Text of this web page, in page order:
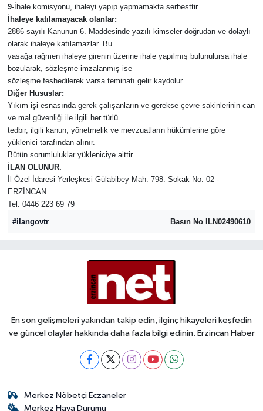
9-İhale komisyonu, ihaleyi yapıp yapmamakta serbesttir.
İhaleye katılamayacak olanlar:
2886 sayılı Kanunun 6. Maddesinde yazılı kimseler doğrudan ve dolaylı
olarak ihaleye katılamazlar. Bu
yasağa rağmen ihaleye girenin üzerine ihale yapılmış bulunulursa ihale
bozularak, sözleşme imzalanmış ise
sözleşme feshedilerek varsa teminatı gelir kaydolur.
Diğer Hususlar:
Yıkım işi esnasında gerek çalışanların ve gerekse çevre sakinlerinin can
ve mal güvenliği ile ilgili her türlü
tedbir, ilgili kanun, yönetmelik ve mevzuatların hükümlerine göre
yüklenici tarafından alınır.
Bütün sorumluluklar yükleniciye aittir.
İLAN OLUNUR.
İl Özel İdaresi Yerleşkesi Gülabibey Mah. 798. Sokak No: 02 -
ERZİNCAN
Tel: 0446 223 69 79
#ilangovtr
Basın No ILN02490610
En son gelişmeleri yakından takip edin, ilginç hikayeleri keşfedin
ve güncel olaylar hakkında daha fazla bilgi edinin. Erzincan Haber
Merkez Nöbetçi Eczaneler
Merkez Hava Durumu